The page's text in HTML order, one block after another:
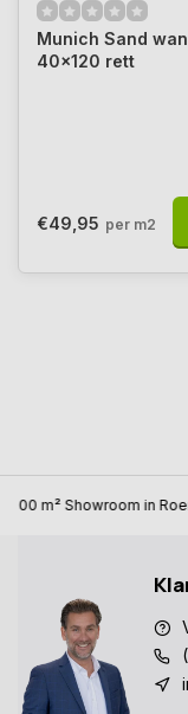
Munich Sand
40x120 rett
€49,95 per m2
1000 m² Showroom in